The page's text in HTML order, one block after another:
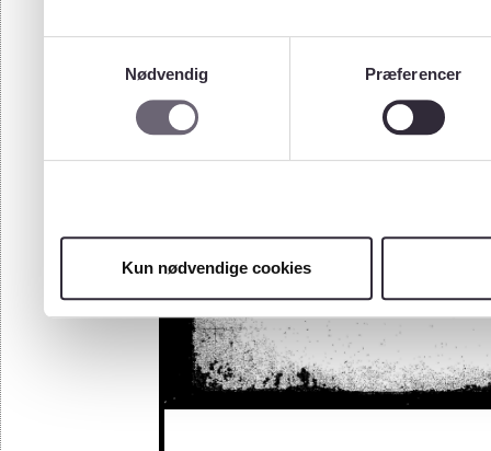
Nødvendig
Præferencer
Kun nødvendige cookies